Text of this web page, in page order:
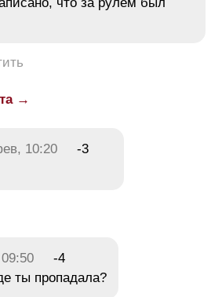
что за рулем был
→
10:20
-3
-4
ты пропадала?